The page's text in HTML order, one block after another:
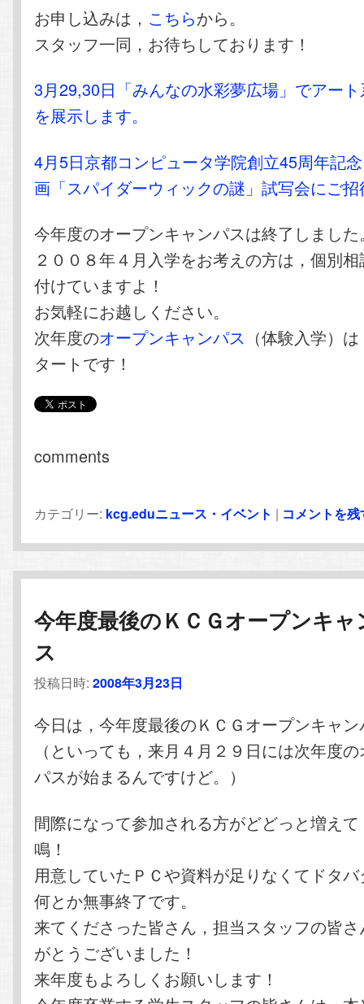
お申し込みは， こちらから。
スタッフ一同，お待ちしております！
3月29,30日「みんなの水彩夢広場」でアー
を展示します。
4月5日京都コンピュータ学院創立45周年記
画「スパイダーウィックの謎」試写会にご
今年度のオープンキャンパスは終了しました
２００８年４月入学をお考えの方は，個別
付けていますよ！
お気軽にお越しください。
次年度のオープンキャンパス （体験入学）
タートです！
comments
カテゴリー: kcg.eduニュース・イベント | コメントを残
今年度最後のＫＣＧオープンキャ
ス
投稿日時:2008年3月23日
今日は，今年度最後のＫＣＧオープンキャ
（といっても，来月４月２９日には次年度
パスが始まるんですけど。）
間際になって参加される方がどどっと増え
鳴！
用意していたＰＣや資料が足りなくてドタ
何とか無事終了です。
来てくださった皆さん，担当スタッフの皆
がとうございました！
来年度もよろしくお願いします！